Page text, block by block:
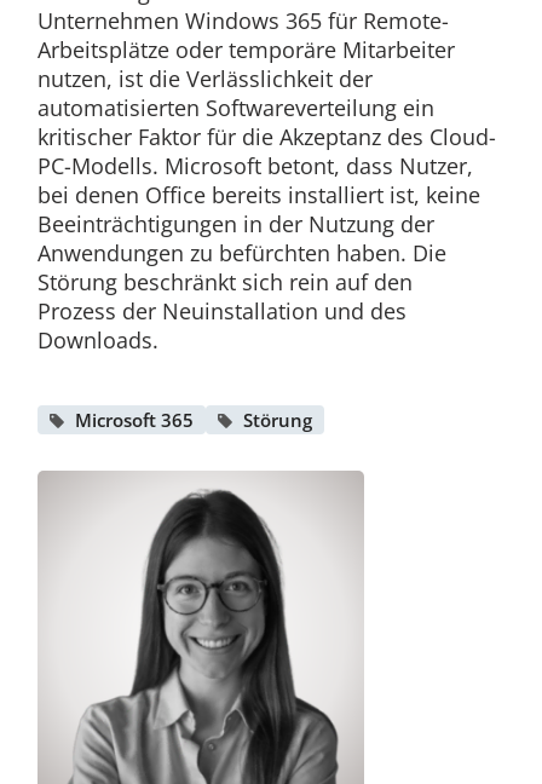
Unternehmen Windows 365 für Remote-
Arbeitsplätze oder temporäre Mitarbeiter
nutzen, ist die Verlässlichkeit der
automatisierten Softwareverteilung ein
kritischer Faktor für die Akzeptanz des Cloud-
PC-Modells. Microsoft betont, dass Nutzer,
bei denen Office bereits installiert ist, keine
Beeinträchtigungen in der Nutzung der
Anwendungen zu befürchten haben. Die
Störung beschränkt sich rein auf den
Prozess der Neuinstallation und des
Downloads.
Microsoft 365 Störung